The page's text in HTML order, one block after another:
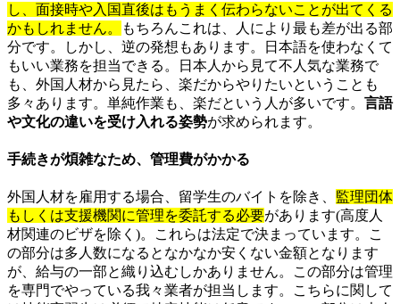
し、面接時や入国直後はもうまく伝わらないことが出てくる
かもしれません。
もちろんこれは、人により最も差が出る部
分です。しかし、逆の発想もあります。日本語を使わなくて
もいい業務を担当できる。日本人から見て不人気な業務で
も、外国人材から見たら、楽だからやりたいということも
多々あります。単純作業も、楽だという人が多いです。 言語
や文化の違いを受け入れる姿勢が求められます。
手続きが煩雑なため、管理費がかかる
外国人材を雇用する場合、留学生のバイトを除き、 監理団体
もしくは支援機関に管理を委託する必要があります(高度人
材関連のビザを除く)。これらは法定で決まっています。こ
の部分は多人数になるとなかなか安くない金額となります
が、給与の一部と織り込むしかありません。この部分は管理
を専門でやっている我々業者が担当します。こちらに関して